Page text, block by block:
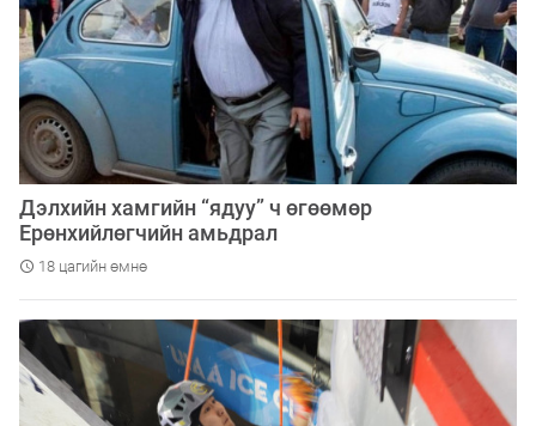
Дэлхийн хамгийн “ядуу” ч өгөөмөр
Ерөнхийлөгчийн амьдрал
18 цагийн өмнө